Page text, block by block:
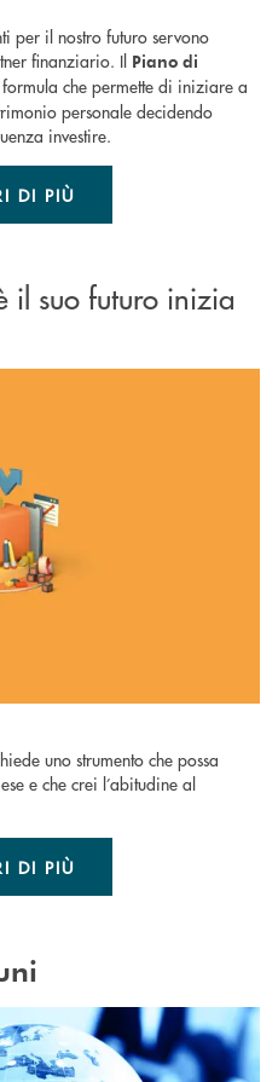
per il nostro futuro servono
finanziario. Il Piano di
che permette di iniziare a
personale decidendo
investire.
DI PIÙ
il suo futuro inizia
uno strumento che possa
e che crei l’abitudine al
DI PIÙ